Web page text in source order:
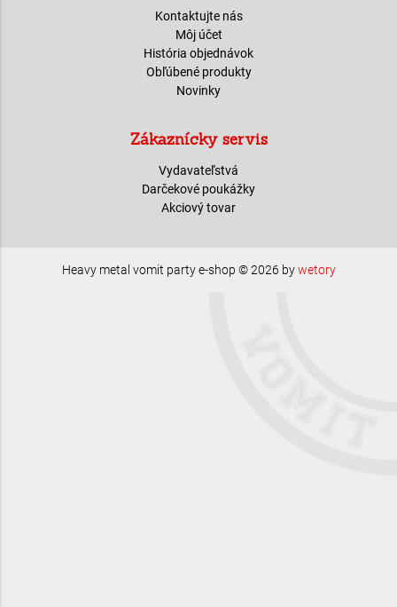
Kontaktujte nás
Môj účet
História objednávok
Obľúbené produkty
Novinky
Zákaznícky servis
Vydavateľstvá
Darčekové poukážky
Akciový tovar
Heavy metal vomit party e-shop © 2026 bywetory